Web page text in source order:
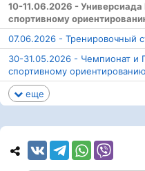
10-11.06.2026 -
спортивному
07.06.2026 - Тренировочный
30-31.05.2026 - Чемпионат и
спортивному
еще